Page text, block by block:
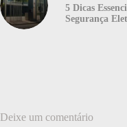
5 Dicas
Segurança
Deixe um comentário